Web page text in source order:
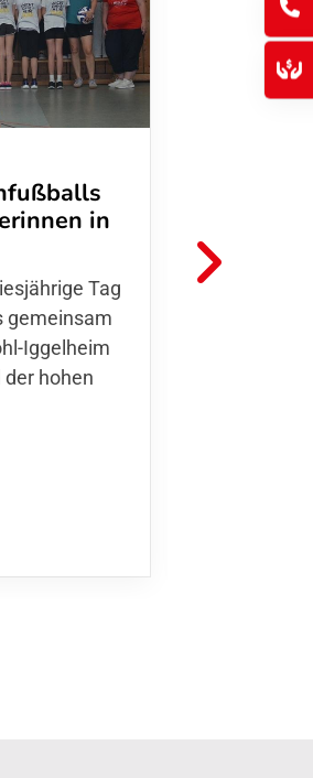
in
Tag
gemeinsam
Iggelheim
hohen
Hoffmann